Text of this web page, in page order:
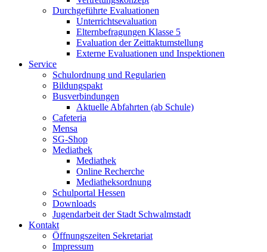
Durchgeführte Evaluationen
Unterrichtsevaluation
Elternbefragungen Klasse 5
Evaluation der Zeittaktumstellung
Externe Evaluationen und Inspektionen
Service
Schulordnung und Regularien
Bildungspakt
Busverbindungen
Aktuelle Abfahrten (ab Schule)
Cafeteria
Mensa
SG-Shop
Mediathek
Mediathek
Online Recherche
Mediatheksordnung
Schulportal Hessen
Downloads
Jugendarbeit der Stadt Schwalmstadt
Kontakt
Öffnungszeiten Sekretariat
Impressum